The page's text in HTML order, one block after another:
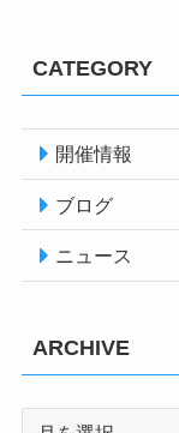
CATEGORY
開催情報
ブログ
ニュース
ARCHIVE
ARCHIVE